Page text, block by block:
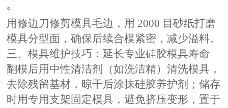
◦
用修边刀修剪模具毛边，用 2000 目砂纸打磨
模具分型面，确保后续合模紧密，减少溢料。
三、模具维护技巧：延长专业硅胶模具寿命
翻模后用中性清洁剂（如洗洁精）清洗模具，
去除残留基材，晾干后涂抹硅胶养护剂；储存
时用专用支架固定模具，避免挤压变形，置于